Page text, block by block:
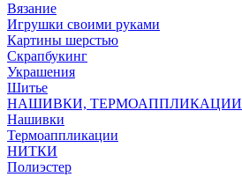
Вязание
Игрушки своими руками
Картины шерстью
Скрапбукинг
Украшения
Шитье
НАШИВКИ, ТЕРМОАППЛИКАЦИИ
Нашивки
Термоаппликации
НИТКИ
Полиэстер